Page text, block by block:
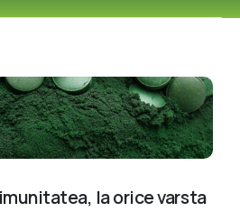
la orice varsta